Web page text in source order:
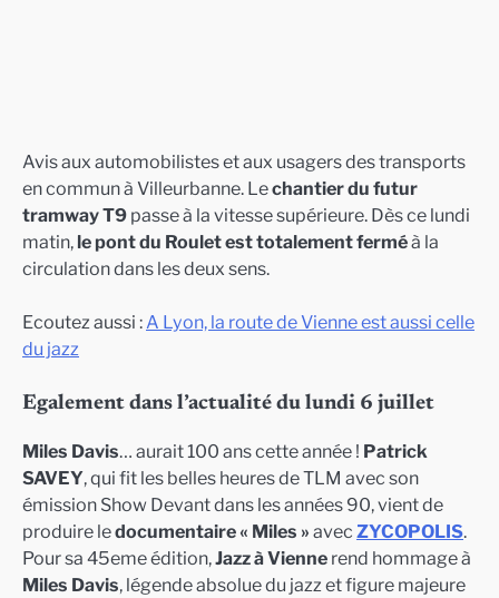
Avis aux automobilistes et aux usagers des transports
en commun à Villeurbanne. Lechantier du futur
tramway T9 passe à la vitesse supérieure. Dès ce lundi
matin,le pont du Roulet est totalement ferméà la
circulation dans les deux sens.
Ecoutez aussi :A Lyon, la route de Vienne est aussi celle
du jazz
Egalement dans l’actualité du lundi 6 juillet
Miles Davis… aurait 100 ans cette année ! Patrick
SAVEY, qui fit les belles heures de TLM avec son
émission Show Devant dans les années 90, vient de
produire ledocumentaire « Miles » avec ZYCOPOLIS.
Pour sa 45eme édition,Jazz à Vienne rend hommage à
Miles Davis, légende absolue du jazz et figure majeure